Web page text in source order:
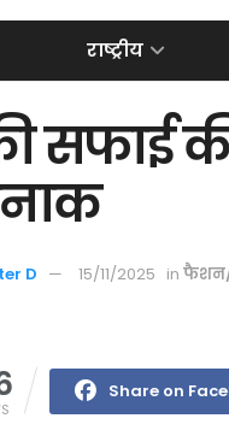
राष्ट्रीय
सफाई
D 15/11/2025 in
Share on